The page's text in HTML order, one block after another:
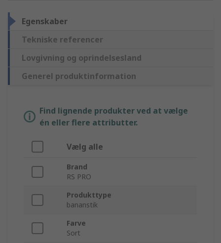
Egenskaber
Tekniske referencer
Lovgivning og oprindelsesland
Generel produktinformation
Find lignende produkter ved at vælge
én eller flere attributter.
Vælg alle
Brand
RS PRO
Produkttype
bananstik
Farve
Sort